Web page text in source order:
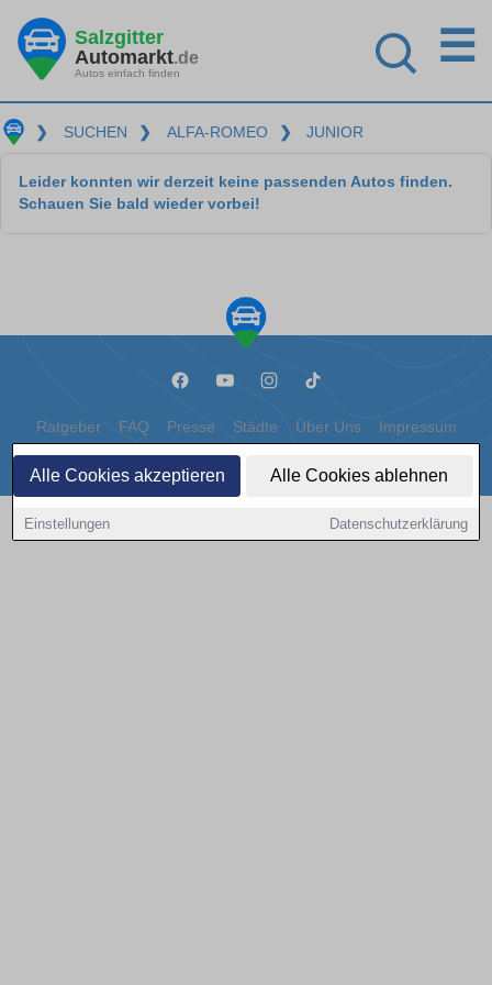
Alle Cookies akzeptieren Alle Cookies ablehnen
Einstellungen Datenschutzerklärung
Salzgitter
Automarkt.de
Autos einfach finden
☰
❯ SUCHEN ❯ ALFA-ROMEO ❯ JUNIOR
Leider konnten wir derzeit keine passenden Autos finden.
Schauen Sie bald wieder vorbei!
Ratgeber FAQ Presse Städte Über Uns Impressum
Datenschutz Cookies
Copyright © 2000 - 2026 | 1A Infosysteme GmbH | Content by: 1a-sites-autos